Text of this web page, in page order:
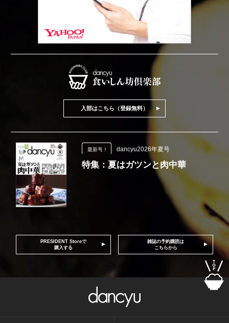
入部はこちら（登録無料）
最新号！ dancyu2026年夏号
特集：夏はガツンと肉中華
PRESIDENT Storeで
購入する
雑誌の予約購読は
こちらから